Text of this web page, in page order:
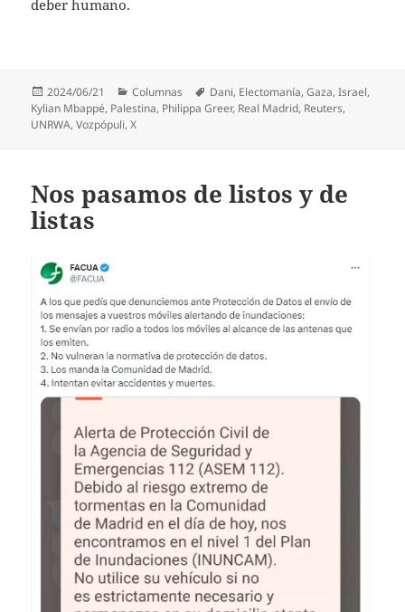
deber humano.
Publicado
el
2024/06/21 Categorías
Columnas Etiquetas
Dani, Electomanía,Gaza,Israel,
Kylian Mbappé, Palestina, Philippa Greer, Real Madrid, Reuters,
UNRWA,Vozpópuli,X
Nos pasamos de listos y de
listas